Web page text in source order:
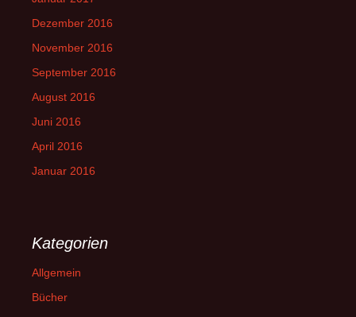
Dezember 2016
November 2016
September 2016
August 2016
Juni 2016
April 2016
Januar 2016
Kategorien
Allgemein
Bücher